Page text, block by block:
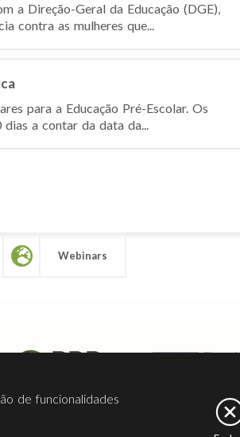
a Direção-Geral da Educação (DGE),
contra as mulheres que...
para a Educação Pré-Escolar. Os
a contar da data da...
Webinars
de funcionalidades